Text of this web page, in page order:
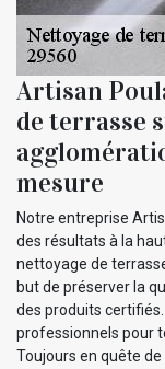
Artisan
de terrasse
mesure
Notre entreprise
des résultats à la
nettoyage de
but de préserver la
des produits
professionnels pour
Toujours en quête